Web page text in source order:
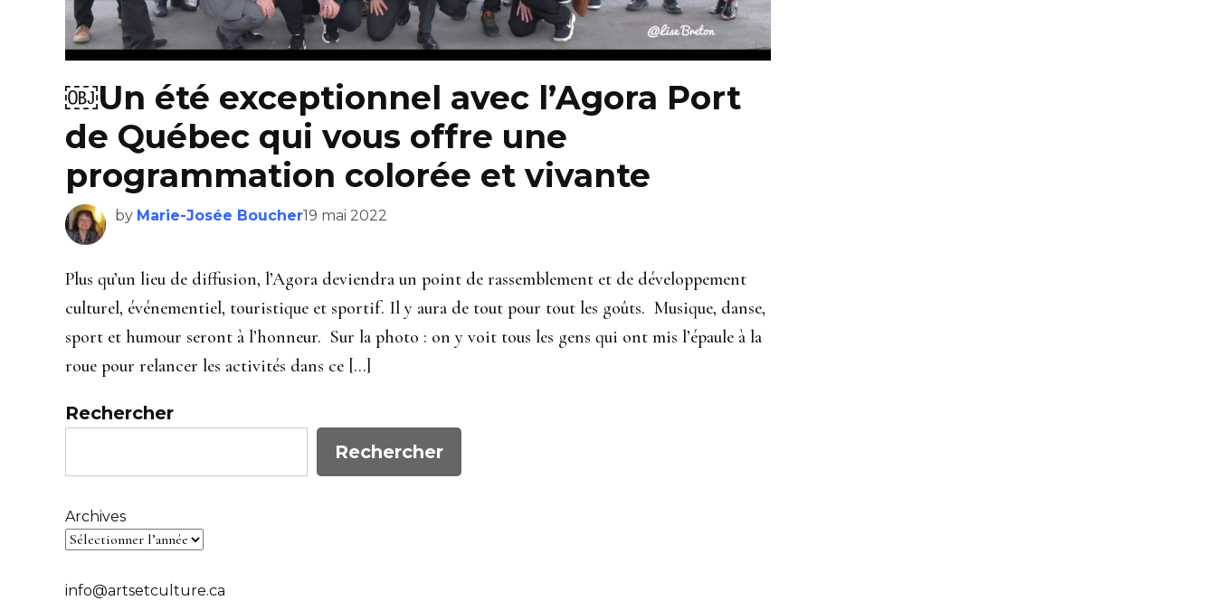
￼Un été exceptionnel avec l’Agora Port
de Québec qui vous offre une
programmation colorée et vivante
by Marie-Josée Boucher19 mai 2022
Plus qu’un lieu de diffusion, l’Agora deviendra un point de rassemblement et de développement
culturel, événementiel, touristique et sportif. Il y aura de tout pour tout les goûts. Musique, danse,
sport et humour seront à l’honneur. Sur la photo : on y voit tous les gens qui ont mis l’épaule à la
roue pour relancer les activités dans ce […]
Rechercher
Rechercher
Archives
info@artsetculture.ca